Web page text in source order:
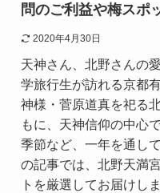
問のご利益や梅スポ
2020年4月30日
天神さん、北野さんの
学旅行生が訪れる京都
神様・菅原道真を祀る
もに、天神信仰の中心
季節など、一年を通し
の記事では、北野天満
トを厳選してお届けしま